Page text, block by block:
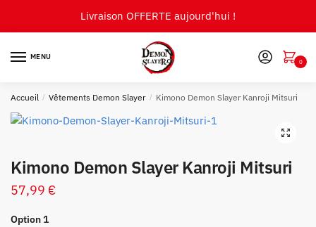
Livraison OFFERTE aujourd'hui !
MENU
0
Accueil / Vêtements Demon Slayer / Kimono Demon Slayer Kanroji Mitsuri
🔍
Kimono Demon Slayer Kanroji Mitsuri
57,99 €
Option 1